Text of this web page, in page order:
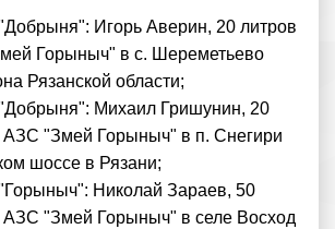
Игорь Аверин, 20 литров
Горыныч" в с. Шереметьево
Рязанской области;
Михаил Гришунин, 20
АЗС "Змей Горыныч" в п. Снегири
шоссе в Рязани;
Николай Зараев, 50
АЗС "Змей Горыныч" в селе Восход